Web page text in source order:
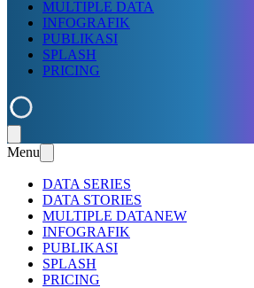
MULTIPLE DATA
INFOGRAFIK
PUBLIKASI
SPLASH
PRICING
Menu
DATA SERIES
DATA STORIES
MULTIPLE DATANEW
INFOGRAFIK
PUBLIKASI
SPLASH
PRICING